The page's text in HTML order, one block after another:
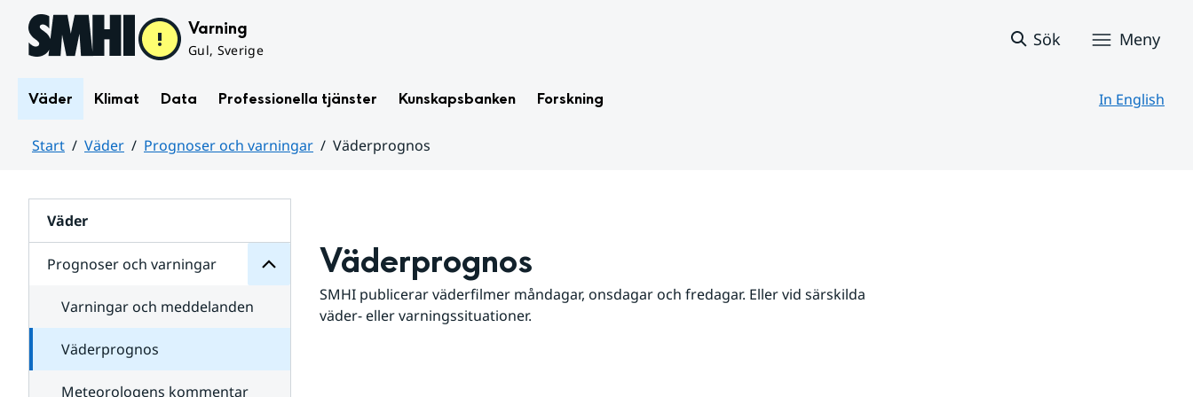
Hoppa till sidans innehåll Varning
Gul, Sverige
Sök Meny
Väder Klimat Data Professionella tjänster Kunskapsbanken Forskning In English
Start Väder Prognoser och varningar
Väderprognos
Väder
Prognoser och varningar
för
varningar
Varningar och meddelanden
Väderprognos
Meteorologens kommentar
Väderprognos
SMHI publicerar väderfilmer måndagar, onsdagar och fredagar. Eller vid särskilda
väder- eller varningssituationer.